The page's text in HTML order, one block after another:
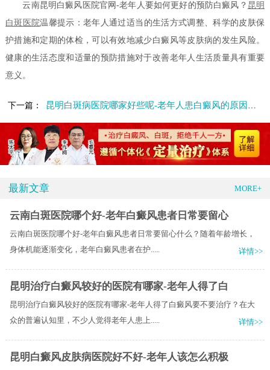
云南昆明白癜风医院官网-老年人要如何更好的预防白癜风？ 昆明
白斑医院温馨提示：老年人通过适当的生活方式调整、科学的皮肤保
护措施和定期的体检，可以有效地减少白癜风等皮肤病的发生风险。
健康的生活态度和适量的预防措施对于改善老年人生活质量具有重要
意义。
下一篇： 昆明白斑病医院哪家好些呢-老年人患白癜风的原因有什么
最新文章 MORE+
云南白斑医院哪个好-老年白癜风患者日常要留心
云南白斑医院哪个好-老年白癜风患者日常要留心什么？随着年龄增长，
身体机能逐渐变化，老年白癜风患者在护.....
详情>>
昆明治疗白癜风较好的医院有哪家-老年人得了白
昆明治疗白癜风较好的医院有哪家-老年人得了白癜风要不要治疗？在大
众的普遍认知里，不少人觉得老年人患上.....
详情>>
昆明白癜风皮肤病医院好不好-老年人该怎么积极